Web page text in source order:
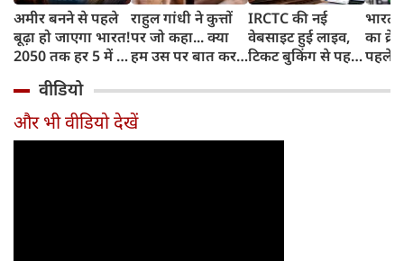
अमीर बनने से पहले
बूढ़ा हो जाएगा भारत!
2050 तक हर 5 में 1
साल से ज्यादा उम्र का
राहुल गांधी ने कुत्तों
पर जो कहा... क्या
हम उस पर बात कर
IRCTC की नई
वेबसाइट हुई लाइव,
टिकट बुकिंग से पहले
काम, जानें पूरा
भारत
का
पहले
और
वीडियो
और भी वीडियो देखें